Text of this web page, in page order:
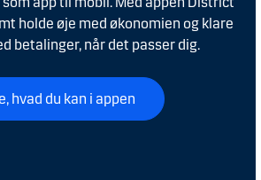
holde øje med økonomien og klare
betalinger, når det passer dig.
hvad du kan i appen